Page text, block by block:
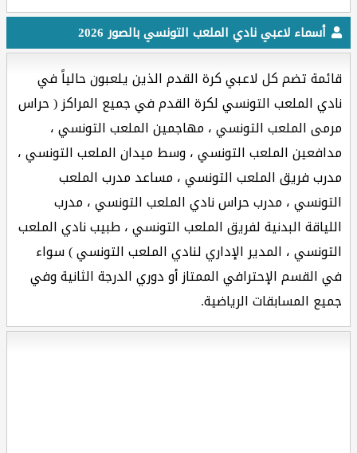
أسماء لاعبي نادي الملعب التونسي بالصور 2026
قائمة تضم كل لاعبي كرة القدم الذين يلعبون حالياً في
نادي الملعب التونسي لكرة القدم في جميع المراكز ( حراس
مرمى الملعب التونسي ، مهاجمين الملعب التونسي ،
مدافعين الملعب التونسي ، وسط ميدان الملعب التونسي ،
مدرب فريق الملعب التونسي ، مساعد مدرب الملعب
التونسي ، مدرب حراس نادي الملعب التونسي ، مدرب
اللياقة البدنية لفريق الملعب التونسي ، طبيب نادي الملعب
التونسي ، المدير الإداري لنادي الملعب التونسي ) سواء
في القسم الإحترافي الممتاز أو دوري الدرجة الثانية وفي
جميع المسابقات الرياضية.